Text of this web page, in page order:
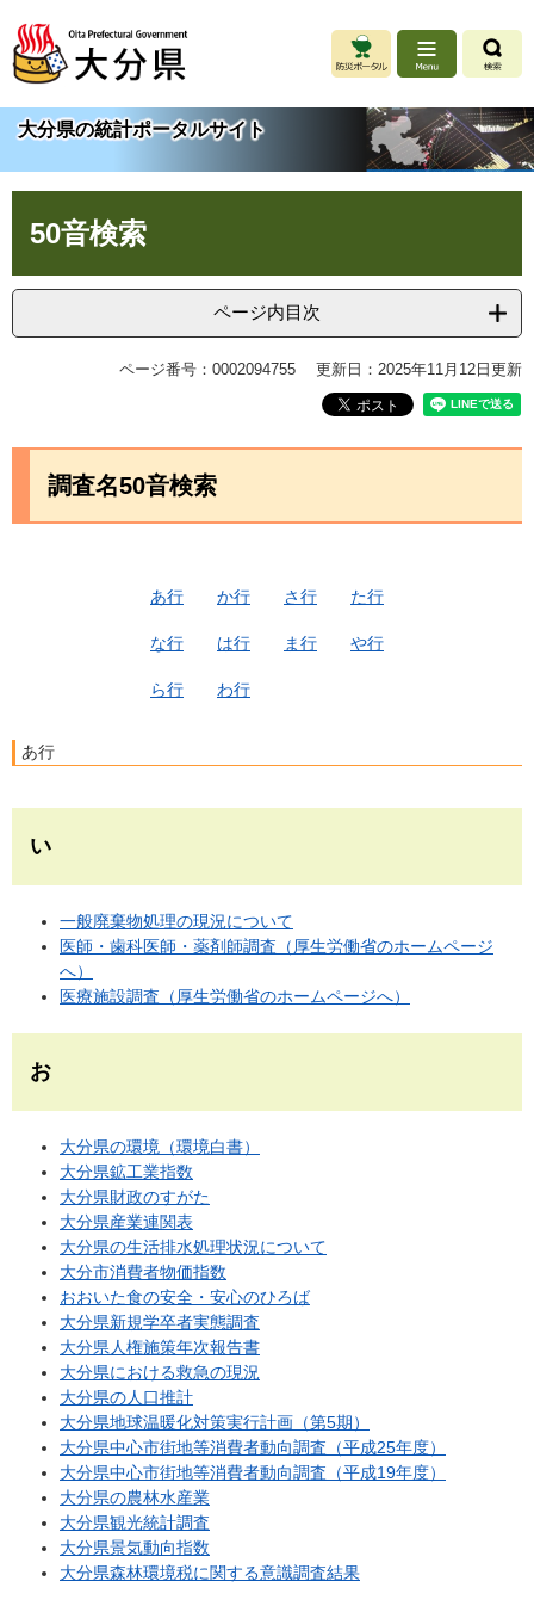
ジ
先
頭
す
ュ
を
飛
し
へ
大分県の統計ポータルサイト
50音検索
ページ内目次
ページ番号：0002094755 更新日：2025年11月12日更新
調査名50音検索
あ行 か行 さ行 た行
な行 は行 ま行 や行
ら行 わ行
あ行
い
一般廃棄物処理の現況について
医師・歯科医師・薬剤師調査（厚生労働省のホームページ
へ）
医療施設調査（厚生労働省のホームページへ）
お
大分県の環境（環境白書）
大分県鉱工業指数
大分県財政のすがた
大分県産業連関表
大分県の生活排水処理状況について
大分市消費者物価指数
おおいた食の安全・安心のひろば
大分県新規学卒者実態調査
大分県人権施策年次報告書
大分県における救急の現況
大分県の人口推計
大分県地球温暖化対策実行計画（第5期）
大分県中心市街地等消費者動向調査（平成25年度）
大分県中心市街地等消費者動向調査（平成19年度）
大分県の農林水産業
大分県観光統計調査
大分県景気動向指数
大分県森林環境税に関する意識調査結果